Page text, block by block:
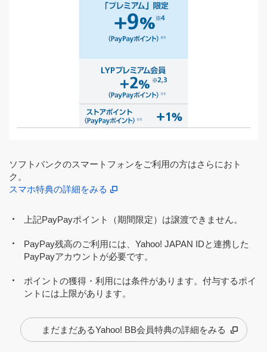
ソフトバンクのスマートフォンをご利用の方はさらにおト
ク。
スマホ特典の詳細をみる
上記PayPayポイント（期間限定）は譲渡できません。
PayPay残高のご利用には、Yahoo! JAPAN IDと連携した
PayPayアカウントが必要です。
ポイントの獲得・利用には条件があります。付与するポイ
ントには上限があります。
まだまだあるYahoo! BB会員特典の詳細をみる